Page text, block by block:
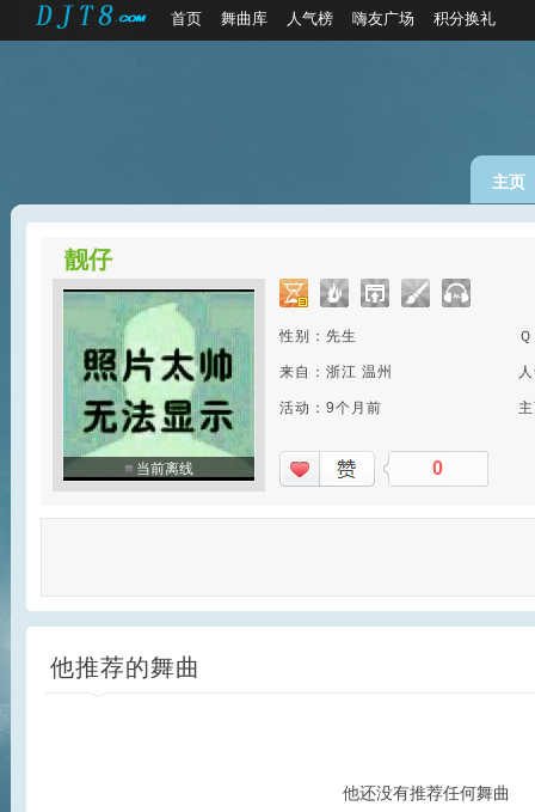
首页 舞曲库 人气榜 嗨友广场 积分换礼
主页
靓仔
当前离线
性别：先生
来自：浙江 温州
活动：9个月前
0
他推荐的舞曲
他还没有推荐任何舞曲